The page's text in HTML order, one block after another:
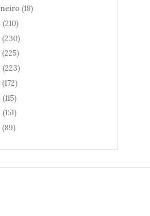
(18)
(210)
(230)
(225)
(223)
(172)
(115)
(151)
(89)